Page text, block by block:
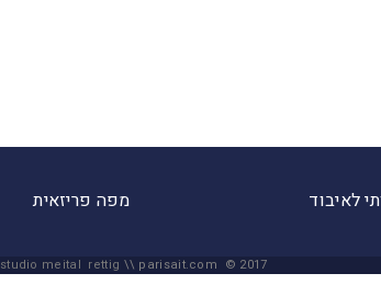
לאיבוד מפה פריזאית
studio meital rettig \\ parisait.com © 2017